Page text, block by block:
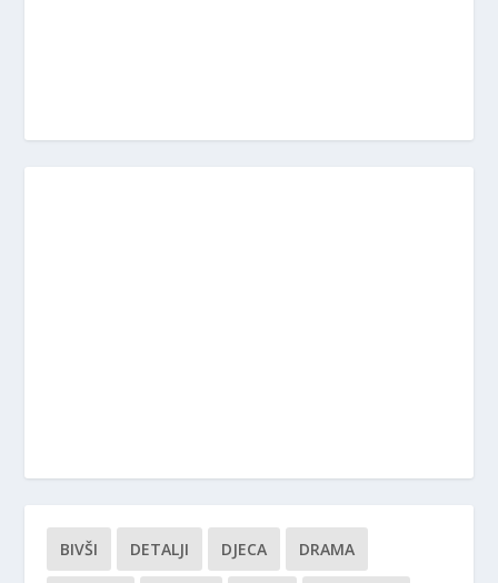
BIVŠI DETALJI DJECA DRAMA